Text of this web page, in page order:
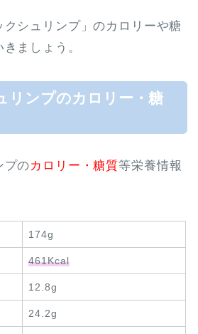
シュリンプ」のカロリーや糖
ましょう。
リンプのカロリー・糖
プのカロリー・糖質等栄養情報
174g
461Kcal
12.8g
24.2g